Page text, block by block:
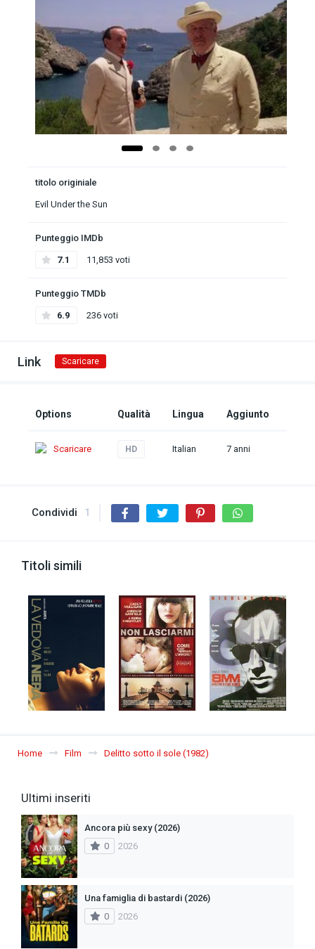
titolo originiale
Evil Under the Sun
Punteggio IMDb
7.1 11,853 voti
Punteggio TMDb
6.9 236 voti
Link Scaricare
Options Qualità Lingua Aggiunto
Scaricare HD Italian 7 anni
Condividi 1
Titoli simili
Home Film Delitto sotto il sole (1982)
Ultimi inseriti
Ancora più sexy (2026)
0
2026
Una famiglia di bastardi (2026)
0
2026